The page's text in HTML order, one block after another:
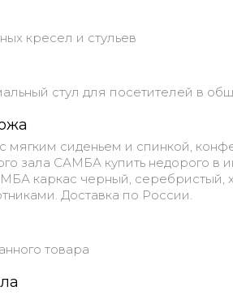
кресел и стульев
стул для посетителей в
мягким сиденьем и спинкой,
зала САМБА купить недорого в
каркас черный, серебристый,
Доставка по России.
товара